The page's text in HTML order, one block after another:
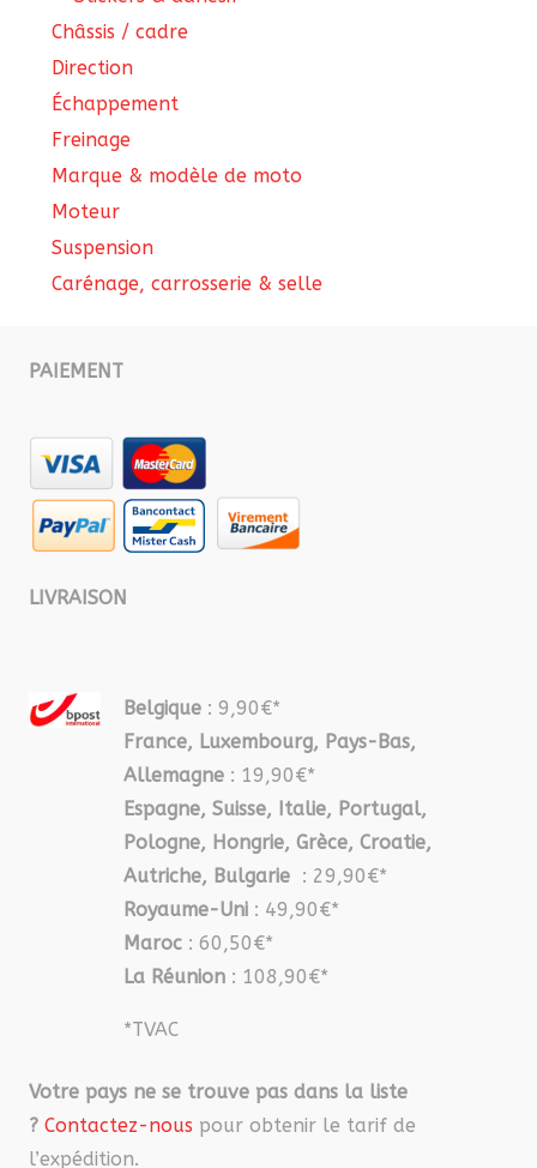
Châssis / cadre
Direction
Échappement
Freinage
Marque & modèle de moto
Moteur
Suspension
Carénage, carrosserie & selle
PAIEMENT
LIVRAISON
Belgique : 9,90€*
France, Luxembourg, Pays-Bas,
Allemagne : 19,90€*
Espagne, Suisse, Italie, Portugal,
Pologne, Hongrie, Grèce, Croatie,
Autriche, Bulgarie : 29,90€*
Royaume-Uni : 49,90€*
Maroc : 60,50€*
La Réunion : 108,90€*
*TVAC
Votre pays ne se trouve pas dans la liste
? Contactez-nous pour obtenir le tarif de
l’expédition.